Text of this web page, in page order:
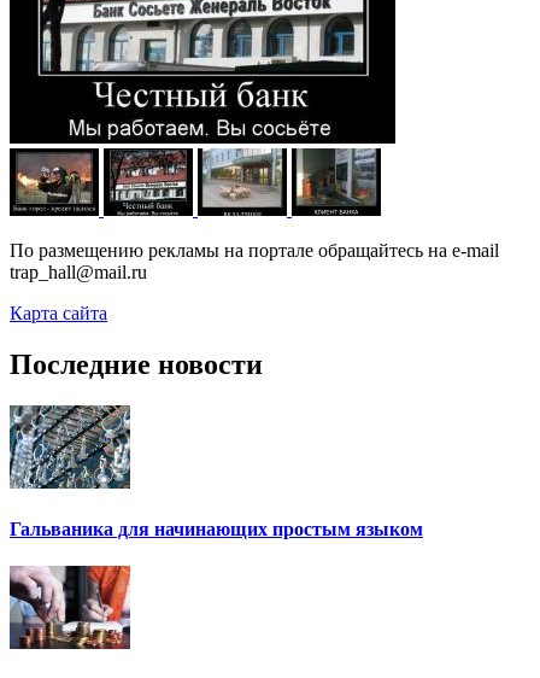
По размещению рекламы на портале обращайтесь на e-mail
trap_hall@mail.ru
Карта сайта
Последние новости
Гальваника для начинающих простым языком